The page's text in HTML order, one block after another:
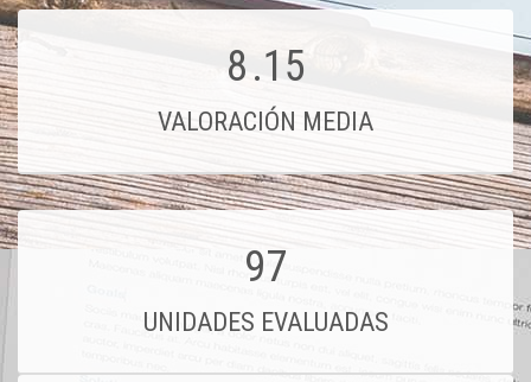
8.15
VALORACIÓN MEDIA
97
UNIDADES EVALUADAS